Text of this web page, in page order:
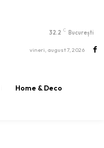
32.2 C București
vineri, august 7, 2026
Home & Deco